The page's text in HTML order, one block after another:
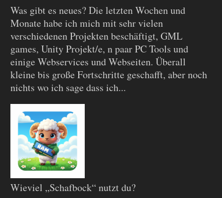
Was gibt es neues? Die letzten Wochen und
Monate habe ich mich mit sehr vielen
verschiedenen Projekten beschäftigt, GML
games, Unity Projekt/e, n paar PC Tools und
einige Webservices und Webseiten. Überall
kleine bis große Fortschritte geschafft, aber noch
nichts wo ich sage dass ich...
Wieviel „Schafbock“ nutzt du?